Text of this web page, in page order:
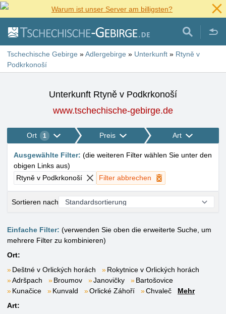
Warum ist unser Server am billigsten?
Tschechische Gebirge »Adlergebirge » Unterkunft » Rtyně v
Podkrkonoší
Unterkunft Rtyně v Podkrkonoší
www.tschechische-gebirge.de
Ort 1 Preis Art
Ausgewählte Filter: (die weiteren Filter wählen Sie unter den
obigen Links aus)
Rtyně v Podkrkonoší
Filter abbrechen
Sortieren nach
Einfache Filter: (verwenden Sie oben die erweiterte Suche, um
mehrere Filter zu kombinieren)
Ort:
Deštné v Orlických horách
Rokytnice v Orlických horách
Adršpach
Broumov Janovičky
Bartošovice
Kunačice
Kunvald Orlické Záhoří Chvaleč
Mehr
Art: